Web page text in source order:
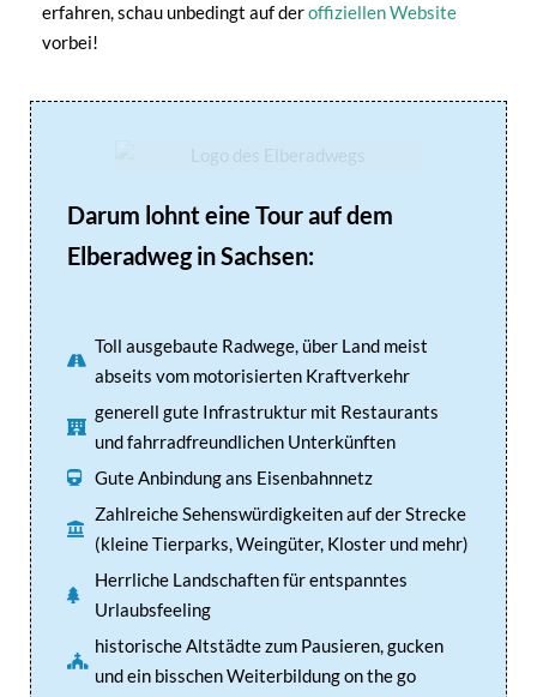
erfahren, schau unbedingt auf deroffiziellen Website
vorbei!
Darum lohnt eine Tour auf dem
Elberadweg in Sachsen:
Toll ausgebaute Radwege, über Land meist
abseits vom motorisierten Kraftverkehr
generell gute Infrastruktur mit Restaurants
und fahrradfreundlichen Unterkünften
Gute Anbindung ans Eisenbahnnetz
Zahlreiche Sehenswürdigkeiten auf der Strecke
(kleine Tierparks, Weingüter, Kloster und mehr)
Herrliche Landschaften für entspanntes
Urlaubsfeeling
historische Altstädte zum Pausieren, gucken
und ein bisschen Weiterbildung on the go